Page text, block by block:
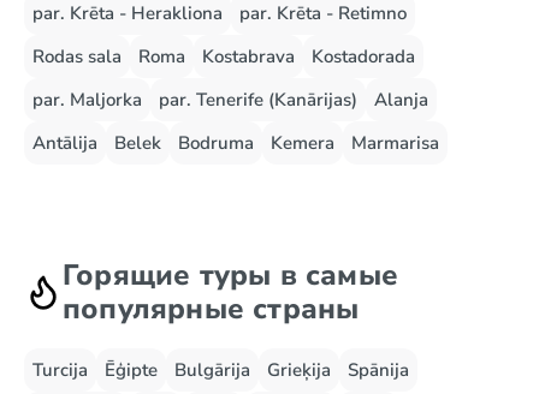
par. Krēta - Herakliona
par. Krēta - Retimno
Rodas sala
Roma Kostabrava
Kostadorada
par. Maljorka
par. Tenerife (Kanārijas)
Alanja
Antālija
Belek Bodruma Kemera Marmarisa
Горящие туры в самые
популярные страны
Turcija Ēģipte Bulgārija Grieķija
Spānija